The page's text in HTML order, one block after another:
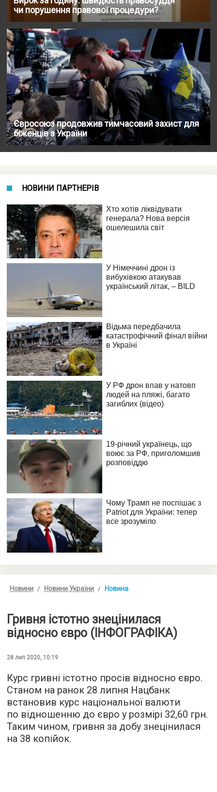
чи порушення правової процедури?
Євросоюз продовжив тимчасовий захист для
біженців з України
НОВИНИ ПАРТНЕРІВ
Новини Новини України Новина
Гривня істотно знецінилася
відносно євро (ІНФОГРАФІКА)
28 лип 2020, 10:19
Курс гривні істотно просів відносно євро.
Станом на ранок 28 липня Нацбанк
встановив курс національної валюти
по відношенню до євро у розмірі 32,60 грн.
Таким чином, гривня за добу знецінилася
на 38 копійок.